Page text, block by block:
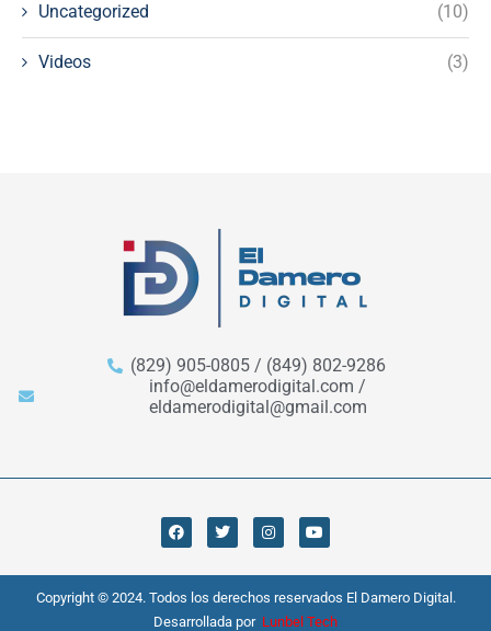
Uncategorized (10)
Videos (3)
(829) 905-0805 / (849) 802-9286
info@eldamerodigital.com /
eldamerodigital@gmail.com
Copyright © 2024. Todos los derechos reservados El Damero Digital.
Desarrollada por Lunbel Tech